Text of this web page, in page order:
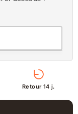
Retour 14 j.